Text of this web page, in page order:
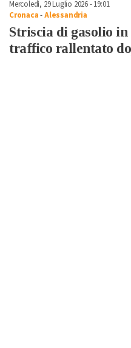
Mercoledì, 29 Luglio 2026 - 19:01
Cronaca-Alessandria
Striscia di gasolio
traffico rallentato